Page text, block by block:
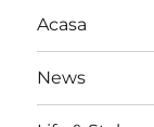
Acasa
News